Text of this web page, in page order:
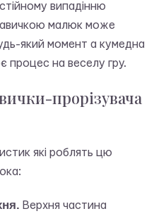
випадінню
малюк може
який момент а кумедна
процес на веселу гру.
прорізувача
які роблять цю
Верхня частина